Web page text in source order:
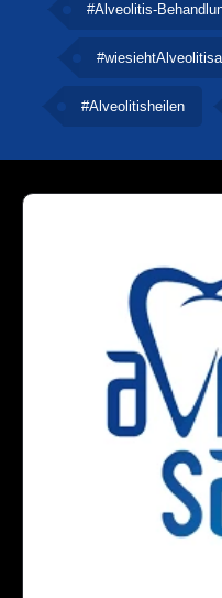
#Alveolitis-
#Alveolitisheilen